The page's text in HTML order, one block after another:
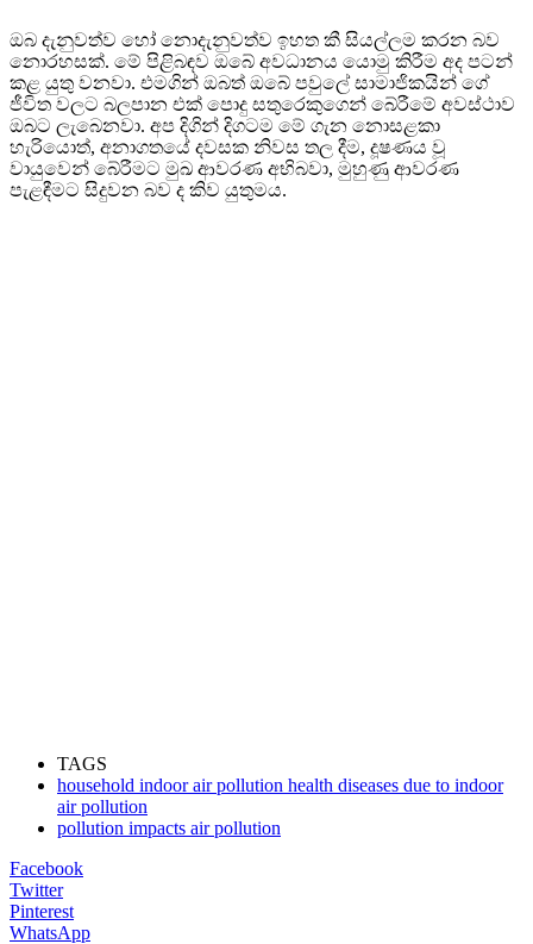
ඔබ දැනුවත්ව හෝ නොදැනුවත්ව ඉහත කී සියල්ලම කරන බව
නොරහසක්. මේ පිළිබඳව ඔබේ අවධානය යොමු කිරීම අද පටන්
කළ යුතු වනවා. එමගින් ඔබත් ඔබේ පවුලේ සාමාජිකයින් ගේ
ජීවිත වලට බලපාන එක් පොදු සතුරෙකුගෙන් බේරීමේ අවස්ථාව
ඔබට ලැබෙනවා. අප දිගින් දිගටම මේ ගැන නොසළකා
හැරියොත්, අනාගතයේ දවසක නිවස තල දීම, දූෂණය වූ
වායුවෙන් බේරීමට මුඛ ආවරණ අභිබවා, මුහුණු ආවරණ
පැළඳීමට සිදුවන බව ද කිව යුතුමය.
TAGS
household indoor air pollution health diseases due to indoor
air pollution
pollution impacts air pollution
Facebook
Twitter
Pinterest
WhatsApp